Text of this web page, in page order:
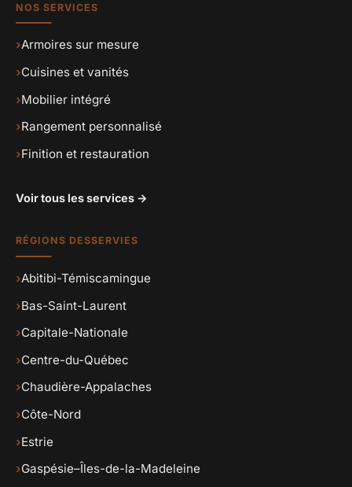
NOS SERVICES
›Armoires sur mesure
›Cuisines et vanités
›Mobilier intégré
›Rangement personnalisé
›Finition et restauration
Voir tous les services →
RÉGIONS DESSERVIES
›Abitibi-Témiscamingue
›Bas-Saint-Laurent
›Capitale-Nationale
›Centre-du-Québec
›Chaudière-Appalaches
›Côte-Nord
›Estrie
›Gaspésie–Îles-de-la-Madeleine